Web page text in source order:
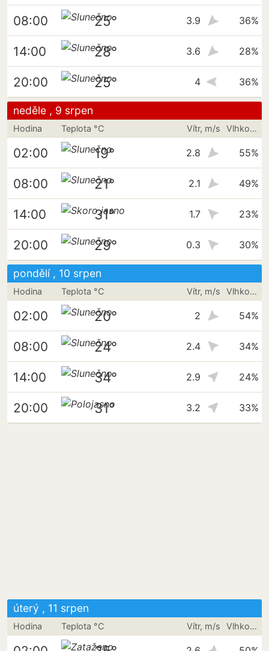
08:00 25° 3.9 36%
14:00 28° 3.6 28%
20:00 25° 4 36%
neděle , 9 srpen
Hodina Teplota °C Vítr, m/s Vlhkost vzduchu
02:00 19° 2.8 55%
08:00 21° 2.1 49%
14:00 31° 1.7 23%
20:00 29° 0.3 30%
pondělí , 10 srpen
Hodina Teplota °C Vítr, m/s Vlhkost vzduchu
02:00 20° 2 54%
08:00 24° 2.4 34%
14:00 34° 2.9 24%
20:00 31° 3.2 33%
úterý , 11 srpen
Hodina Teplota °C Vítr, m/s Vlhkost vzduchu